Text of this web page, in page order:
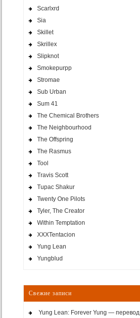
Scarlxrd
Sia
Skillet
Skrillex
Slipknot
Smokepurpp
Stromae
Sub Urban
Sum 41
The Chemical Brothers
The Neighbourhood
The Offspring
The Rasmus
Tool
Travis Scott
Tupac Shakur
Twenty One Pilots
Tyler, The Creator
Within Temptation
XXXTentacion
Yung Lean
Yungblud
Свежие записи
Yung Lean: Forever Yung — перевод